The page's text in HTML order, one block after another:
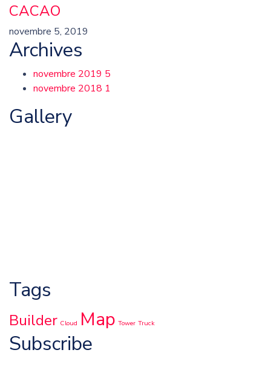
CACAO
novembre 5, 2019
Archives
novembre 2019 5
novembre 2018 1
Gallery
Tags
Builder Cloud Map Tower Truck
Subscribe